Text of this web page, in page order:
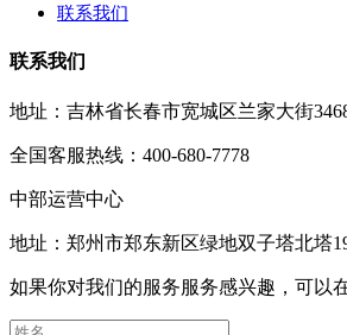
联系我们
联系我们
地址：吉林省长春市宽城区兰家大街
全国客服热线：400-680-7778
中部运营中心
地址：郑州市郑东新区绿地双子塔北塔
如果你对我们的服务服务感兴趣，可以